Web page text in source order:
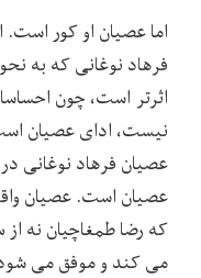
اما عصیان او کور
فرهاد نوغانی که به
اثرتر است، چون
نیست، ادای عصیان
عصیان فرهاد نوغانی
عصیان است. عصیان
که رضا طمغاچیان نه
می کند و موفق می